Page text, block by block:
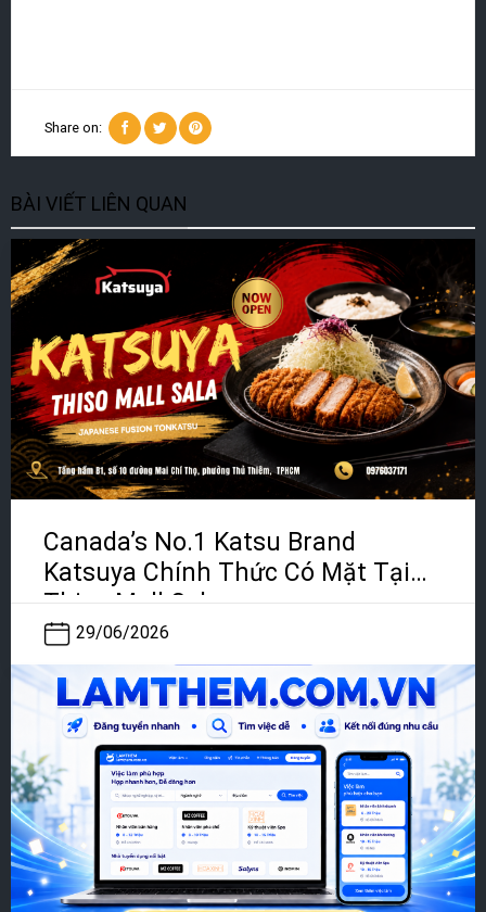
Share on:
BÀI VIẾT LIÊN QUAN
Canada’s No.1 Katsu Brand
Katsuya Chính Thức Có Mặt Tại
Thiso Mall Sala
29/06/2026